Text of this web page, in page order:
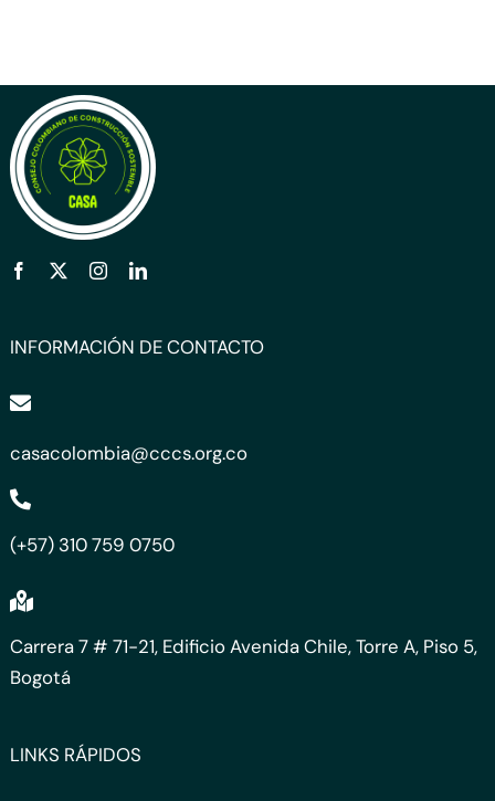
INFORMACIÓN DE CONTACTO
casacolombia@cccs.org.co
(+57) 310 759 0750
Carrera 7 # 71-21, Edificio Avenida Chile, Torre A, Piso 5,
Bogotá
LINKS RÁPIDOS